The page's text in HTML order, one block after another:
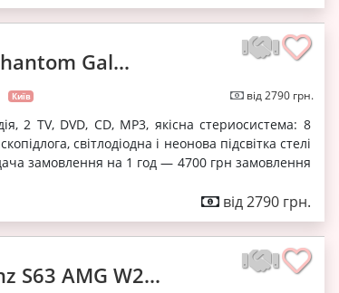
Gal...
Київ від 2790 грн.
2 TV, DVD, CD, MP3, якісна стериосистема: 8
світлодіодна і неонова підсвітка стелі
замовлення на 1 год — 4700 грн замовлення
від 2790 грн.
S63 AMG W2...